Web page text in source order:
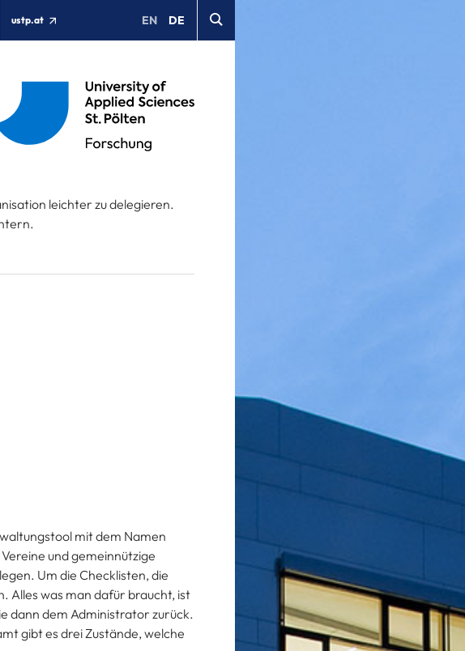
ustp.at EN DE
leichter zu delegieren.
mit dem Namen
und gemeinnützige
Um die Checklisten, die
Alles was man dafür braucht, ist
dann dem Administrator zurück.
gibt es drei Zustände, welche